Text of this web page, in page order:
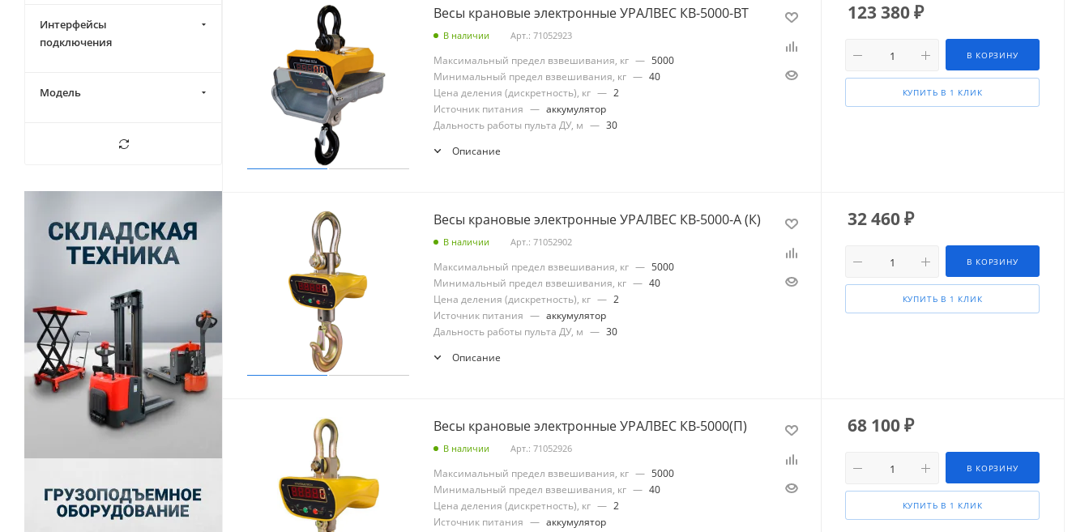
Весы крановые электронные УРАЛВЕС КВ-5000-ВТ
В наличии Арт.: 71052923
Максимальный предел взвешивания, кг — 5000
Минимальный предел взвешивания, кг — 40
Цена деления (дискретность), кг — 2
Источник питания — аккумулятор
Дальность работы пульта ДУ, м — 30
Описание
123 380₽
В КОРЗИНУ
КУПИТЬ В 1 КЛИК
Весы крановые электронные УРАЛВЕС КВ-5000-А (К)
В наличии Арт.: 71052902
Максимальный предел взвешивания, кг — 5000
Минимальный предел взвешивания, кг — 40
Цена деления (дискретность), кг — 2
Источник питания — аккумулятор
Дальность работы пульта ДУ, м — 30
Описание
32 460₽
В КОРЗИНУ
КУПИТЬ В 1 КЛИК
Весы крановые электронные УРАЛВЕС КВ-5000(П)
В наличии Арт.: 71052926
Максимальный предел взвешивания, кг — 5000
Минимальный предел взвешивания, кг — 40
Цена деления (дискретность), кг — 2
Источник питания — аккумулятор
68 100₽
В КОРЗИНУ
КУПИТЬ В 1 КЛИК
Интерфейсы
подключения
Модель